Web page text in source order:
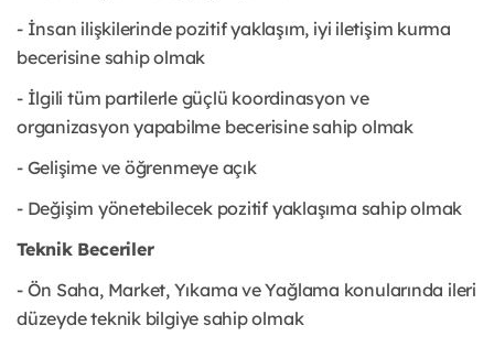
- İnsan ilişkilerinde pozitif yaklaşım, iyi iletişim kurma
becerisine sahip olmak
- İlgili tüm partilerle güçlü koordinasyon ve
organizasyon yapabilme becerisine sahip olmak
- Gelişime ve öğrenmeye açık
- Değişim yönetebilecek pozitif yaklaşıma sahip olmak
Teknik Beceriler
- Ön Saha, Market, Yıkama ve Yağlama konularında ileri
düzeyde teknik bilgiye sahip olmak